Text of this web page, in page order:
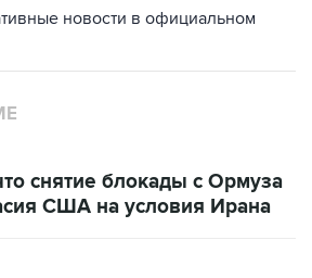
новости в официальном
снятие блокады с Ормуза
США на условия Ирана